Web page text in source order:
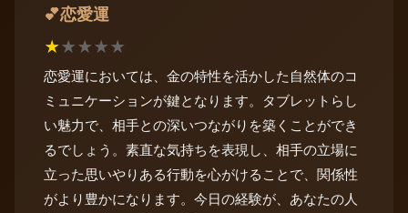
💕恋愛運
★★★★★
恋愛運においては、金の特性を活かした自然体のコ
ミュニケーションが鍵となります。タブレットらし
い魅力で、相手との深いつながりを築くことができ
るでしょう。素直な気持ちを表現し、相手の立場に
立った思いやりある行動を心がけることで、関係性
がより豊かになります。今日の経験が、あなたの人